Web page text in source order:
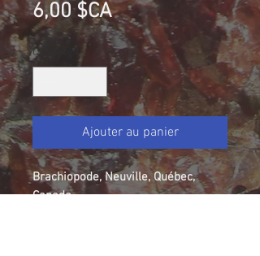
6,00 $CAPrix
Quantité
Ajouter au panier
Brachiopode, Neuville, Québec,
Canada